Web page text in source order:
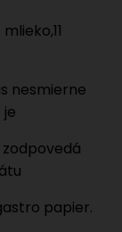
nesmierne
papier.